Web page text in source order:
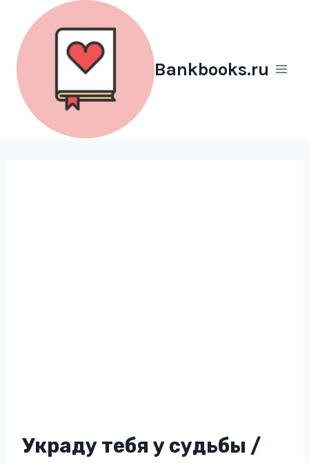
Перейти
содержимому
Bankbooks.ru
Украду тебя у судьбы /